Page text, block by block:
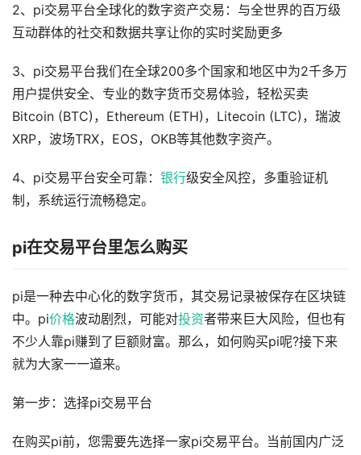
2、pi交易平台全球化的数字资产交易：与全世界的百万级
互动群体的社交和数据共享让你的实时奖励更多
3、pi交易平台我们在全球200多个国家和地区中为2千多万
用户提供安全、专业的数字货币交易体验，轻松买卖
Bitcoin (BTC)，Ethereum (ETH)，Litecoin (LTC)，瑞波
XRP，波场TRX，EOS，OKB等其他数字资产。
4、pi交易平台安全可靠： 银行级安全风控，多重验证机
制，系统运行流畅稳定。
pi在交易平台里怎么购买
pi是一种去中心化的数字货币，其交易记录被保存在区块链
中。pi价格波动剧烈，可能对投资者带来巨大风险，但也有
不少人靠pi赚到了巨额财富。那么，如何购买pi呢?接下来
就为大家一一道来。
第一步：选择pi交易平台
在购买pi前，您需要先选择一家pi交易平台。当前国内广泛